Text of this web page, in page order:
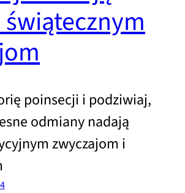
poinsecji i podziwiaj,
odmiany nadają
zwyczajom i